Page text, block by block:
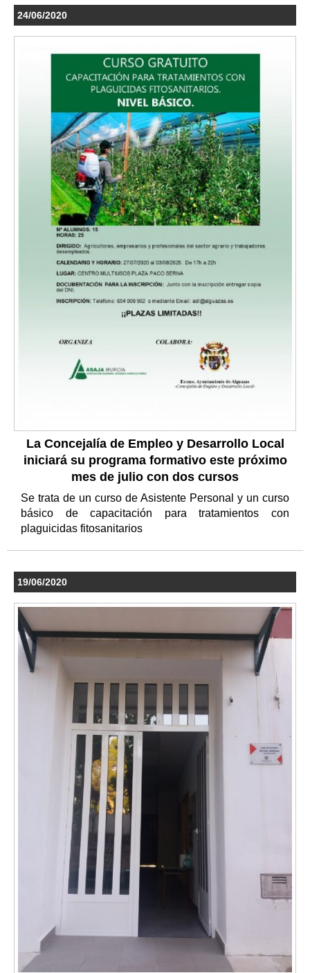
24/06/2020
La Concejalía de Empleo y Desarrollo Local
iniciará su programa formativo este próximo
mes de julio con dos cursos
Se trata de un curso de Asistente Personal y un curso
básico de capacitación para tratamientos con
plaguicidas fitosanitarios
19/06/2020